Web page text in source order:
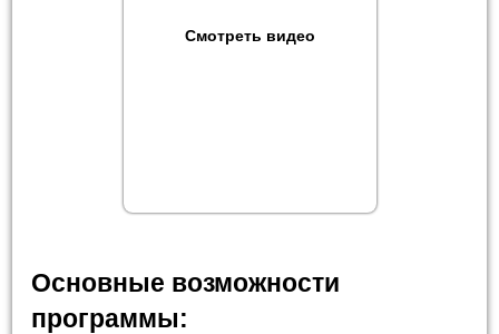
Смотреть видео
Основные возможности
программы: